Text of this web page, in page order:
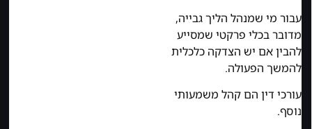
עבור מי שמנהל הליך גבייה,
מדובר בכלי פרקטי שמסייע
להבין אם יש הצדקה כלכלית
להמשך הפעולה.
עורכי דין הם קהל משמעותי
נוסף.